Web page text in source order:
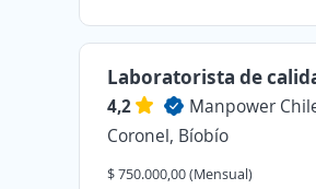
Laboratorista de
4,2
Manpower
Coronel, Bíobío
$ 750.000,00 (Mensual)